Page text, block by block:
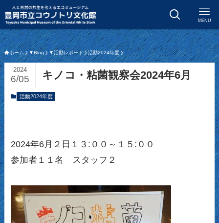
MENU
ホーム ▼Blog ▼活動レポート 活動2024年度
キノコ・粘菌観察会2024年6月
2024
6/05
活動2024年度
2024年6月２日１３:００～１５:００
参加者１１名 スタッフ２